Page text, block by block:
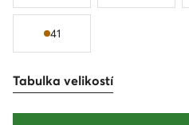
41
Tabulka velikostí